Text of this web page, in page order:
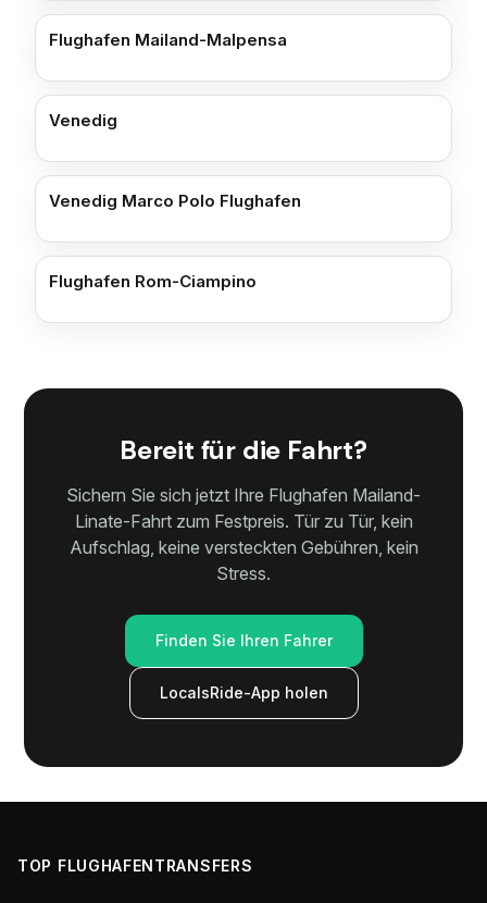
Flughafen Mailand-Malpensa
Venedig
Venedig Marco Polo Flughafen
Flughafen Rom-Ciampino
Bereit für die Fahrt?
Sichern Sie sich jetzt Ihre Flughafen Mailand-
Linate-Fahrt zum Festpreis. Tür zu Tür, kein
Aufschlag, keine versteckten Gebühren, kein
Stress.
Finden Sie Ihren Fahrer
LocalsRide-App holen
TOP FLUGHAFENTRANSFERS